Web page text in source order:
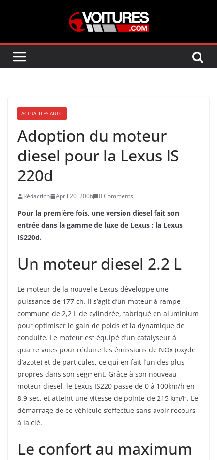
ACTUALITÉS AUTO
Adoption du moteur
diesel pour la Lexus IS
220d
Rédaction April 20, 2006 0 Comments
Pour la première fois, une version diesel fait son
entrée dans la gamme de luxe de Lexus : la Lexus
IS220d.
Un moteur diesel 2.2 L
Le moteur de la nouvelle Lexus développe une
puissance de 177 ch. Il s’agit d’un moteur à rampe
commune de 2,2 L de cylindrée, fabriqué en aluminium
pour optimiser le gain de poids et la dynamique de
conduite. Le moteur est équipé d’un catalyseur à
quatre voies pour réduire les émissions de NOx (oxyde
d’azote) et de particules, ce qui en fait l’un des plus
propres dans son segment. Grâce à son nouveau
moteur diesel, le Lexus IS220 passe de 0 à 100km/h en
8.9 sec. et atteint une vitesse de pointe de 215 km/h. Le
démarrage de ce véhicule s’effectue sans avoir recours
à la clé.
Le confort au maximum